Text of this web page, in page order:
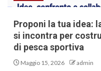
Proponi la tua idea:
si incontra per
di pesca sportiva
Maggio 15, 2026 admin